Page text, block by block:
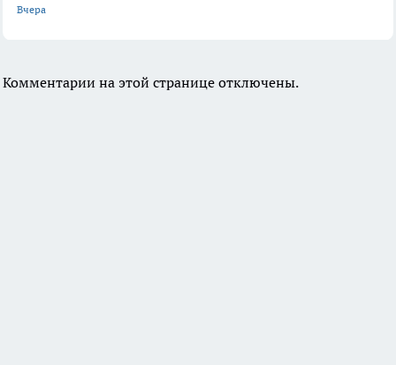
Вчера
Комментарии на этой странице отключены.